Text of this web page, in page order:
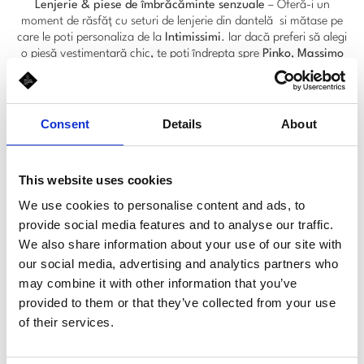
Consent Details About
This website uses cookies
We use cookies to personalise content and ads, to
provide social media features and to analyse our traffic.
We also share information about your use of our site with
our social media, advertising and analytics partners who
may combine it with other information that you’ve
provided to them or that they’ve collected from your use
of their services.
Lenjerie & piese de îmbrăcăminte senzuale – Oferă-i un
moment de răsfăț cu seturi de lenjerie din dantelă si mătase pe
care le poti personaliza de la Intimissimi. Iar dacă preferi să alegi
o piesă vestimentară chic, te poți îndrepta spre Pinko, Massimo
Dutti
, unde vei găsi rochii și accesorii